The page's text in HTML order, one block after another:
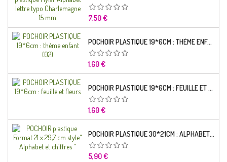
Prix
7,50 €
POCHOIR PLASTIQUE 19*6CM : THÈME ENFANT (02)
Prix
1,60 €
POCHOIR PLASTIQUE 19*6CM : FEUILLE ET FLEURS
Prix
1,60 €
POCHOIR PLASTIQUE 30*21CM : ALPHABET (02)
Prix
5,90 €